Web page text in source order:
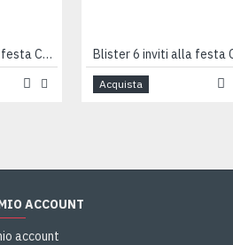
Blister 6 inviti alla festa CUCCIOLOTTI
Acquista
ACCOUNT
account